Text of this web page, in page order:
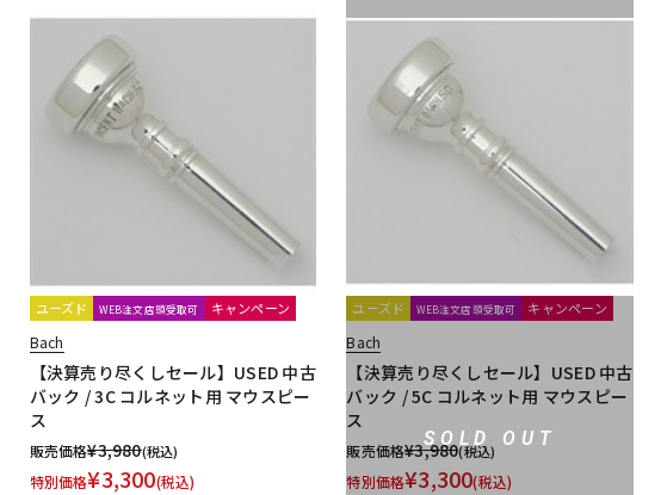
ユーズド WEB注文店頭受取可 キャンペーン
Bach
【決算売り尽くしセール】USED 中古
バック / 3C コルネット用 マウスピー
ス
販売価格¥3,980(税込)
特別価格¥3,300(税込)
SOLD OUT
ユーズド WEB注文店頭受取可 キャンペーン
Bach
【決算売り尽くしセール】USED 中古
バック / 5C コルネット用 マウスピー
ス
販売価格¥3,980(税込)
特別価格¥3,300(税込)